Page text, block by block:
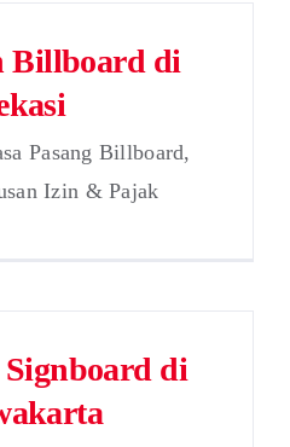
Billboard di
Pasang Billboard,
Izin & Pajak
di